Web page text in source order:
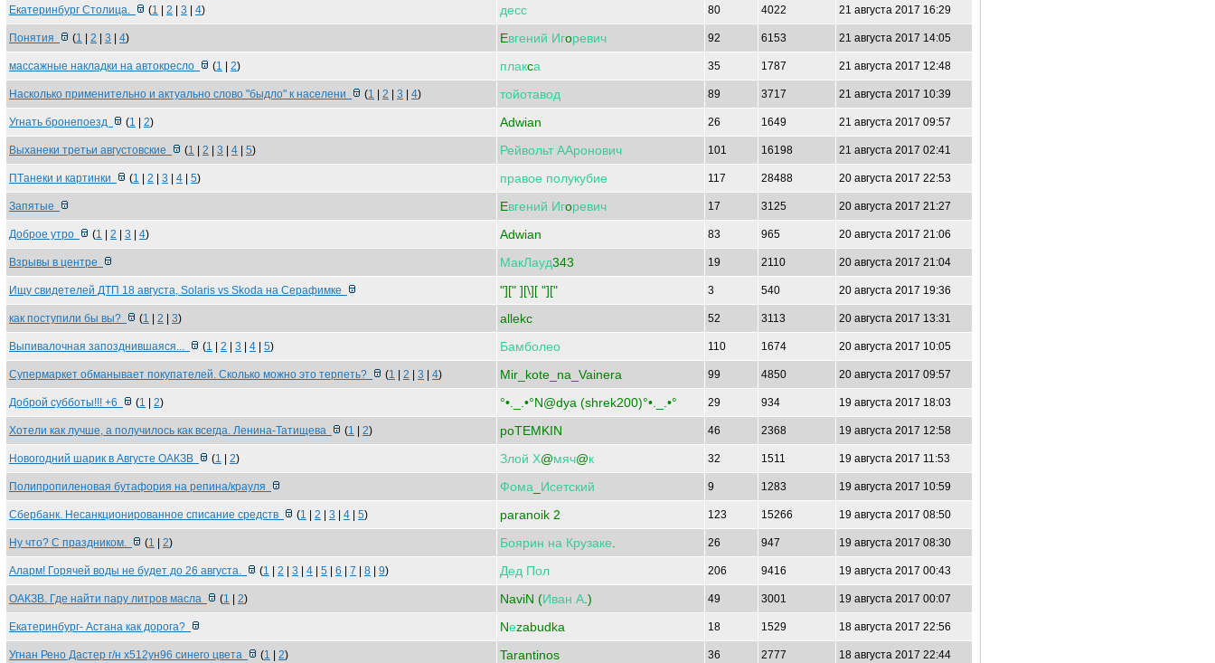
Екатеринбург Столица. (1 2 3 4) десс 80 4022 21 августа 2017 16:29
Понятия (1 2 3 4) Eвгений Игoревич 92 6153 21 августа 2017 14:05
массажные накладки на автокресло (1 2) плакcа 35 1787 21 августа 2017 12:48
Насколько применительно и актуально слово "быдло" к населени (1 2 3 4) тойотавод 89 3717 21 августа 2017 10:39
Угнать бронепоезд (1 2) Adwian 26 1649 21 августа 2017 09:57
Выханеки третьи августовские (1 2 3 4 5) Рейвольт ААронович 101 16198 21 августа 2017 02:41
ПTанеки и картинки (1 2 3 4 5) правое полукубие 117 28488 20 августа 2017 22:53
Запятые Eвгений Игoревич 17 3125 20 августа 2017 21:27
Доброе утро (1 2 3 4) Adwian 83 965 20 августа 2017 21:06
Взрывы в центре МакЛауд343 19 2110 20 августа 2017 21:04
Ищу свидетелей ДТП 18 августа, Solaris vs Skoda на Серафимке "][" ][\][ "][" 3 540 20 августа 2017 19:36
как поступили бы вы? (1 2 3) allekc 52 3113 20 августа 2017 13:31
Выпивалочная запозднившаяся... (1 2 3 4 5) Бамболео 110 1674 20 августа 2017 10:05
Супермаркет обманывает покупателей. Сколько можно это терпеть? (1 2 3 4) Mir_kote_na_Vainera 99 4850 20 августа 2017 09:57
Доброй субботы!!! +6 (1 2) °•._.•°N@dya (shrek200)°•._.•° 29 934 19 августа 2017 18:03
Хотели как лучше, а получилось как всегда. Ленина-Татищева (1 2) poTEMKIN 46 2368 19 августа 2017 12:58
Новогодний шарик в Августе ОАКЗВ (1 2) Злой Х@мяч@к 32 1511 19 августа 2017 11:53
Полипропиленовая бутафория на репина/крауля Фома Исетский 9 1283 19 августа 2017 10:59
Сбербанк. Несанкционированное списание средств (1 2 3 4 5) paranoik 2 123 15266 19 августа 2017 08:50
Ну что? С праздником. (1 2) Боярин на Крузаке 26 947 19 августа 2017 08:30
Аларм! Горячей воды не будет до 26 августа. (1 2 3 4 5 6 7 8 9) Дед Пол 206 9416 19 августа 2017 00:43
ОАКЗВ. Где найти пару литров масла (1 2) NaviN (Иван А .) 49 3001 19 августа 2017 00:07
Екатеринбург- Астана как дорога? Nеzabudka 18 1529 18 августа 2017 22:56
Угнан Рено Дастер г/н х512ун96 синего цвета (1 2) Tarantinos 36 2777 18 августа 2017 22:44